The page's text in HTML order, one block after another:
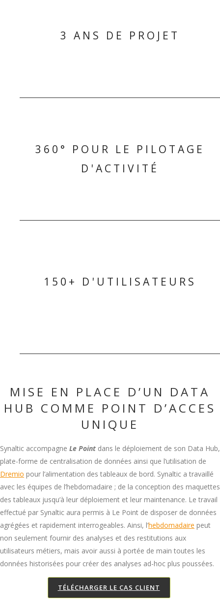
3 ANS DE PROJET
360° POUR LE PILOTAGE
D'ACTIVITÉ
150+ D'UTILISATEURS
MISE EN PLACE D’UN DATA
HUB COMME POINT D’ACCES
UNIQUE
Synaltic accompagne Le Point dans le déploiement de son Data Hub,
plate-forme de centralisation de données ainsi que l’utilisation de
Dremio pour l’alimentation des tableaux de bord. Synaltic a travaillé
avec les équipes de l’hebdomadaire ; de la conception des maquettes
des tableaux jusqu’à leur déploiement et leur maintenance. Le travail
effectué par Synaltic aura permis à Le Point de disposer de données
agrégées et rapidement interrogeables. Ainsi, l’hebdomadaire peut
non seulement fournir des analyses et des restitutions aux
utilisateurs métiers, mais avoir aussi à portée de main toutes les
données historisées pour créer des analyses ad-hoc plus poussées.
TÉLÉCHARGER LE CAS CLIENT